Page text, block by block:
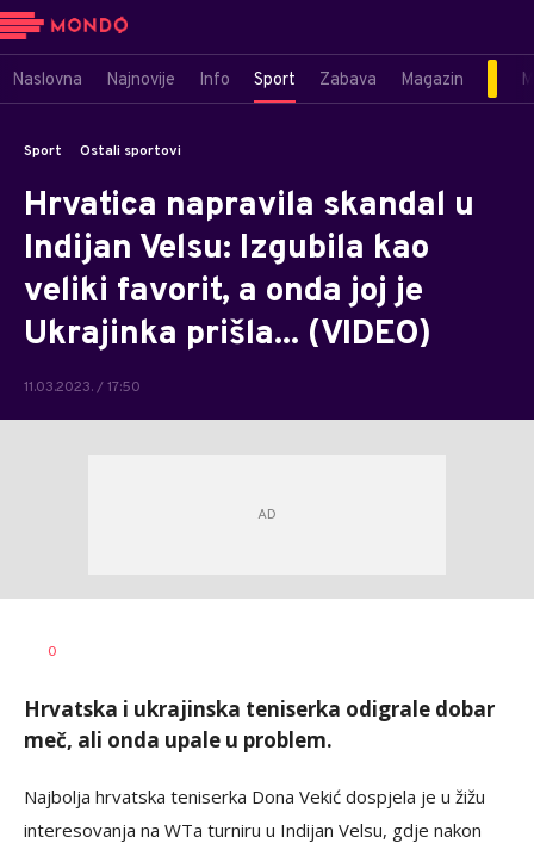
Naslovna Najnovije Info Sport Zabava Magazin
Sport Ostali sportovi
Hrvatica napravila skandal u
Indijan Velsu: Izgubila kao
veliki favorit, a onda joj je
Ukrajinka prišla... (VIDEO)
11.03.2023. / 17:50
AUTOR
0
Hrvatska i ukrajinska teniserka odigrale dobar
meč, ali onda upale u problem.
Najbolja hrvatska teniserka Dona Vekić dospjela je u žižu
interesovanja na WTa turniru u Indijan Velsu, gdje nakon